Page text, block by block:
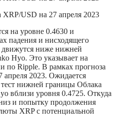
на уровне 0.4630 и
падения и нисходящего
ниже нижней
Hyo. Это указывает на
по Ripple. В рамках прогноза
2023. Ожидается
тест нижней границы Облака
вблизи уровня 0.4725. Откуда
и попытку продолжения
XRP с потенциальной